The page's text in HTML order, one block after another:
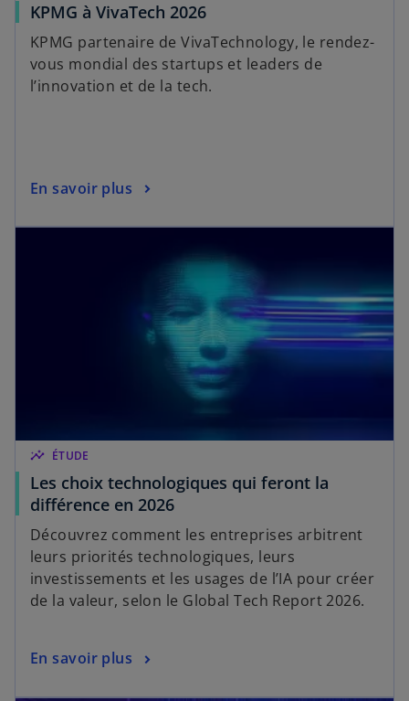
KPMG à VivaTech 2026
KPMG partenaire de VivaTechnology, le rendez-
vous mondial des startups et leaders de
l’innovation et de la tech.
En savoir plus
insights ÉTUDE
Les choix technologiques qui feront la
différence en 2026
Découvrez comment les entreprises arbitrent
leurs priorités technologiques, leurs
investissements et les usages de l’IA pour créer
de la valeur, selon le Global Tech Report 2026.
En savoir plus